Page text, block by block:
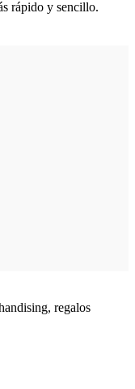
rápido y sencillo.
regalos